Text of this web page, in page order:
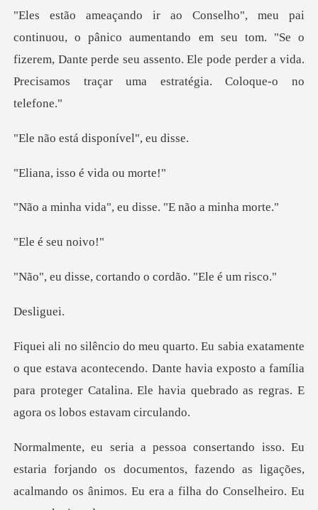
entando em seu tom. "Se o
fizerem, Dante perde seu assento. Ele pode p
á disponível
sso é vida
", eu disse. "E n
seu n
cortando o cordão
lig
va acontecendo. Dante havia exposto a família
para proteger Catalina
forjando os documentos, fazendo as ligações,
acalmando os ân